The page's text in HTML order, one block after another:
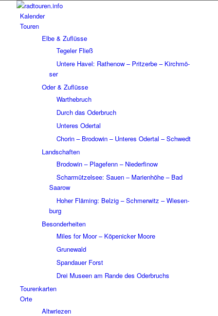
Kalen­der
Touren
Elbe & Zuflüsse
Tege­ler Fließ
Untere Havel: Rathe­now – Prit­zerbe – Kirch­mö­
ser
Oder & Zuflüsse
Wart­he­bruch
Durch das Oder­bruch
Unte­res Oder­tal
Chorin – Brodo­win – Unte­res Oder­tal – Schwedt
Land­schaf­ten
Brodo­win – Plage­fenn – Nieder­fi­now
Schar­müt­zel­see: Sauen – Mari­en­höhe – Bad
Saarow
Hoher Fläming: Belzig – Schmer­witz – Wiesen­
burg
Beson­der­hei­ten
Miles for Moor – Köpe­nicker Moore
Grune­wald
Span­dauer Forst
Drei Museen am Rande des Oder­bruchs
Touren­kar­ten
Orte
Altwrie­zen